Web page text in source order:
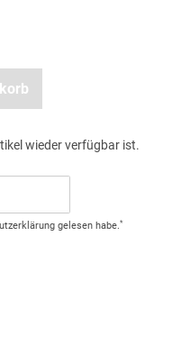
wieder verfügbar ist.
gelesen habe.*